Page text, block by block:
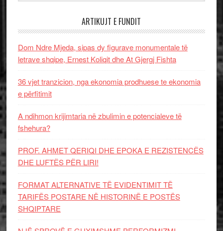
ARTIKUJT E FUNDIT
Dom Ndre Mjeda, sipas dy figurave monumentale të
letrave shqipe, Ernest Koliqit dhe At Gjergj Fishta
36 vjet tranzicion, nga ekonomia prodhuese te ekonomia
e përfitimit
A ndihmon krijimtaria në zbulimin e potencialeve të
fshehura?
PROF. AHMET QERIQI DHE EPOKA E REZISTENCЁS
DHE LUFTЁS PЁR LIRI!
FORMAT ALTERNATIVE TË EVIDENTIMIT TË
TARIFËS POSTARE NË HISTORINË E POSTËS
SHQIPTARE